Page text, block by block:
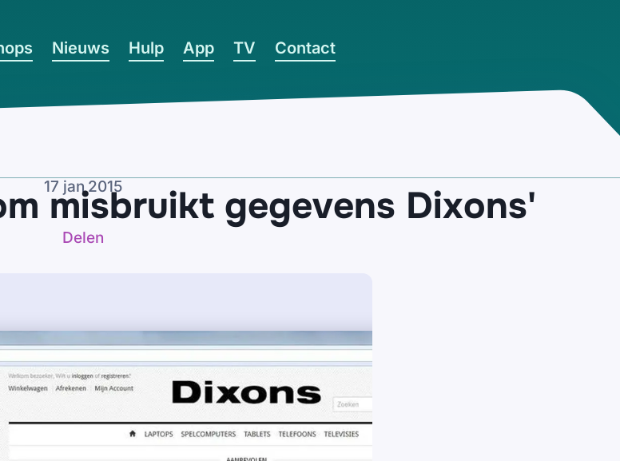
Nieuws Hulp App TV Contact
17 jan 2015
misbruikt gegevens Dixons'
Delen